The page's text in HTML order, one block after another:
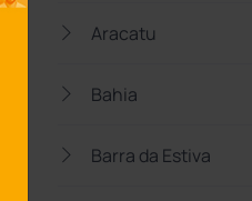
Aracatu
Bahia
Barra da Estiva